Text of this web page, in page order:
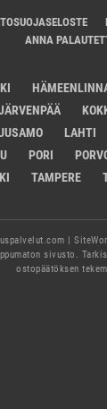
ANNA
LAHTI
PORI
TAMPERE
|
sivusto.
ostopäätöksen